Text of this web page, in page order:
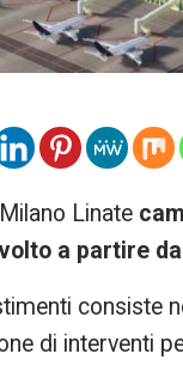
Linate
a partire
consiste
di interventi